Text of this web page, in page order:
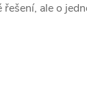
ale o